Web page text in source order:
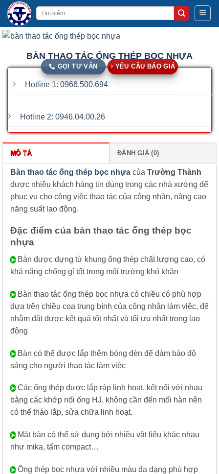
Bỏ
qua
nội
Tìm
kiếm:
BÀN THAO TÁC ỐNG THÉP BỌC NHỰA
GỌI TƯ VẤN YÊU CẦU BÁO GIÁ
Hotline 1: 0966.500.694
Hotline 2: 0946.04.00.26
MÔ TẢ ĐÁNH GIÁ (0)
Bàn thao tác ống thép bọc nhựa của Trường Thành
được nhiều khách hàng tin dùng trong các nhà xưởng để
phục vụ cho công việc thao tác của công nhân, nâng cao
năng suất lao động.
Đặc điểm của bàn thao tác ống thép bọc
nhựa
➤ Bàn được dựng từ khung ống thép chất lượng cao, có
khả năng chống gỉ tốt trong môi trường khó khăn
➤ Bàn thao tác ống thép bọc nhựa có chiều có phù hợp
dựa trên chiều coa trung bình của công nhân làm việc, để
nhằm đặt được kết quả tốt nhất và tối ưu nhất trong lao
động
➤ Bàn có thể được lắp thêm bóng đèn để đảm bảo độ
sáng cho người thao tác làm việc
➤ Các ống thép được lắp ráp linh hoạt, kết nối với nhau
bằng các khớp nối ống HJ, không cần đến mối hàn nên
có thể tháo lắp, sửa chữa linh hoạt.
➤ Mặt bàn có thể sử dụng bởi nhiều vật liệu khác nhau
như mika, tấm compact…
➤ Ống thép bọc nhựa với nhiều màu đa dạng phù hợp